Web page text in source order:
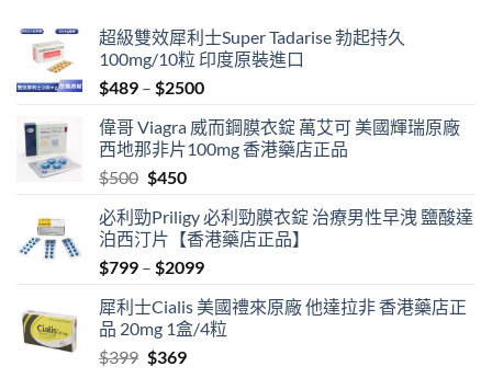
超級雙效犀利士Super Tadarise 勃起持久
100mg/10粒 印度原裝進口
$489 – $2500Price
$489
through
偉哥 Viagra 威而鋼膜衣錠 萬艾可 美國輝瑞原廠
西地那非片100mg 香港藥店正品
$500 Original
was:
$500.
$450Current
is:
$450.
必利勁Priligy 必利勁膜衣錠 治療男性早洩 鹽酸達
泊西汀片【香港藥店正品】
$799 – $2099Price
$799
through
犀利士Cialis 美國禮來原廠 他達拉非 香港藥店正
品 20mg 1盒/4粒
$399 Original
$369Current